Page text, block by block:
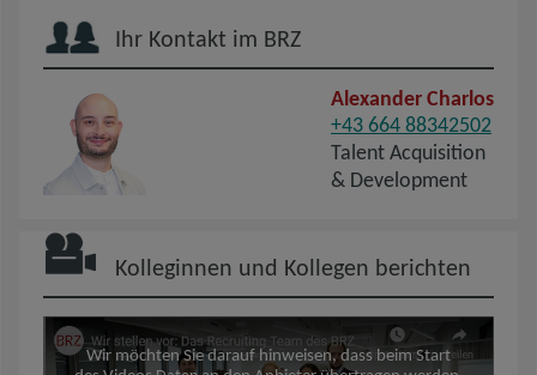
Ihr Kontakt im BRZ
Alexander Charlos
+43 664 88342502
Talent Acquisition
& Development
Kolleginnen und Kollegen berichten
Wir möchten Sie darauf hinweisen, dass beim Start